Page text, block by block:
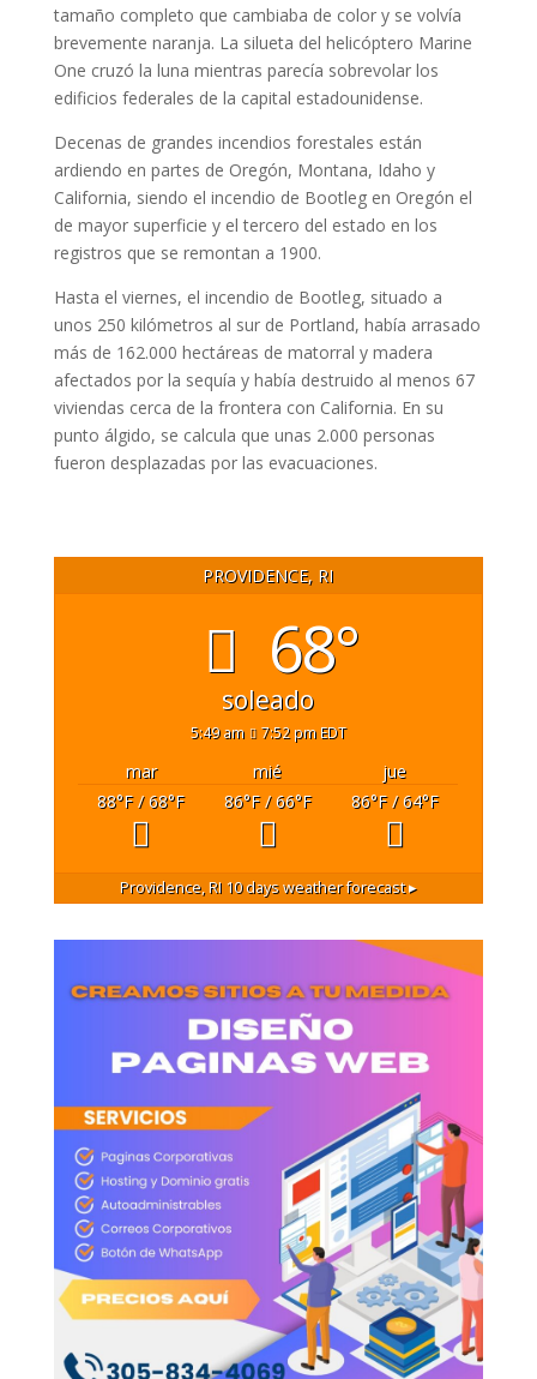
tamaño completo que cambiaba de color y se volvía
brevemente naranja. La silueta del helicóptero Marine
One cruzó la luna mientras parecía sobrevolar los
edificios federales de la capital estadounidense.
Decenas de grandes incendios forestales están
ardiendo en partes de Oregón, Montana, Idaho y
California, siendo el incendio de Bootleg en Oregón el
de mayor superficie y el tercero del estado en los
registros que se remontan a 1900.
Hasta el viernes, el incendio de Bootleg, situado a
unos 250 kilómetros al sur de Portland, había arrasado
más de 162.000 hectáreas de matorral y madera
afectados por la sequía y había destruido al menos 67
viviendas cerca de la frontera con California. En su
punto álgido, se calcula que unas 2.000 personas
fueron desplazadas por las evacuaciones.
PROVIDENCE, RI
68°
soleado
5:49 am 7:52 pm EDT
mar mié
jue
88°F/ 68°F 86°F/ 66°F 86°F/ 64°F
Providence, RI10 days weather forecast ▸